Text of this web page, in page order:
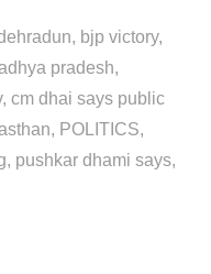
bjp victory
pradesh
cm dhai says public
POLITICS
pushkar dhami says